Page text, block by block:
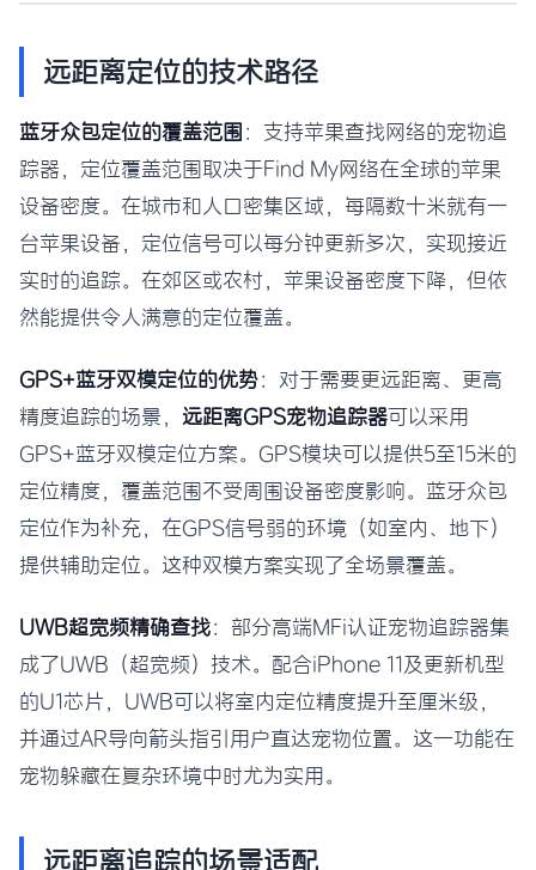
远距离定位的技术路径
蓝牙众包定位的覆盖范围：支持苹果查找网络的宠物追
踪器，定位覆盖范围取决于Find My网络在全球的苹果
设备密度。在城市和人口密集区域，每隔数十米就有一
台苹果设备，定位信号可以每分钟更新多次，实现接近
实时的追踪。在郊区或农村，苹果设备密度下降，但依
然能提供令人满意的定位覆盖。
GPS+蓝牙双模定位的优势：对于需要更远距离、更高
精度追踪的场景， 远距离GPS宠物追踪器可以采用
GPS+蓝牙双模定位方案。GPS模块可以提供5至15米的
定位精度，覆盖范围不受周围设备密度影响。蓝牙众包
定位作为补充，在GPS信号弱的环境（如室内、地下）
提供辅助定位。这种双模方案实现了全场景覆盖。
UWB超宽频精确查找：部分高端MFi认证宠物追踪器集
成了UWB（超宽频）技术。配合iPhone 11及更新机型
的U1芯片，UWB可以将室内定位精度提升至厘米级，
并通过AR导向箭头指引用户直达宠物位置。这一功能在
宠物躲藏在复杂环境中时尤为实用。
远距离追踪的场景适配